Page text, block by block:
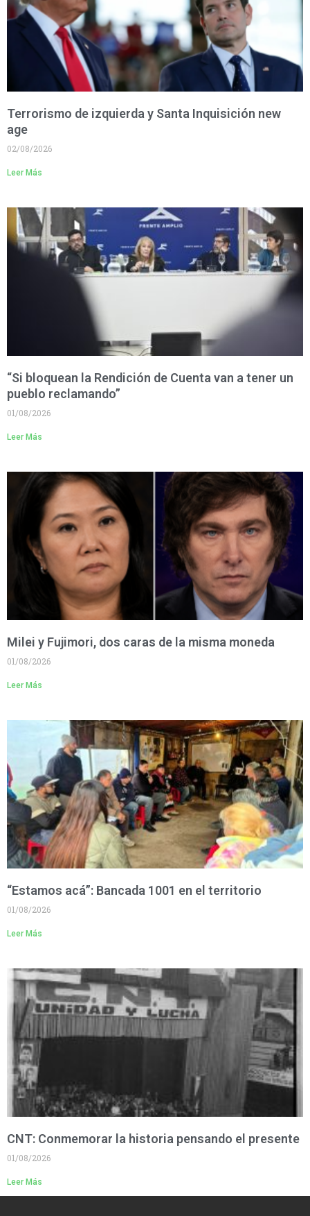
Terrorismo de izquierda y Santa Inquisición new
age
02/08/2026
Leer Más
“Si bloquean la Rendición de Cuenta van a tener un
pueblo reclamando”
01/08/2026
Leer Más
Milei y Fujimori, dos caras de la misma moneda
01/08/2026
Leer Más
“Estamos acá”: Bancada 1001 en el territorio
01/08/2026
Leer Más
CNT: Conmemorar la historia pensando el presente
01/08/2026
Leer Más